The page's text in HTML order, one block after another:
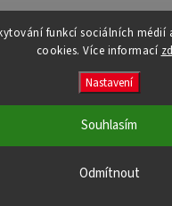
funkcí sociálních
cookies. Více informací
Nastavení
Odmítnout
Souhlasím